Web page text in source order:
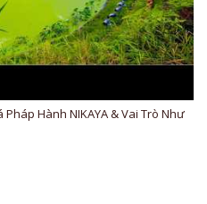
Hành NIKAYA & Vai Trò Như